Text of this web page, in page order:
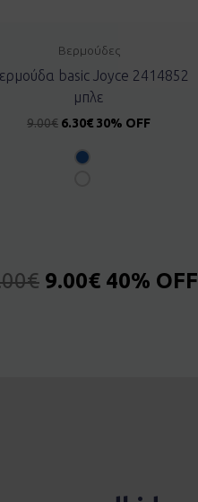
Βερμούδες
basic Joyce 2414852
μπλε
9.00€ 6.30€ 30% OFF
€ 9.00€ 40% OFF